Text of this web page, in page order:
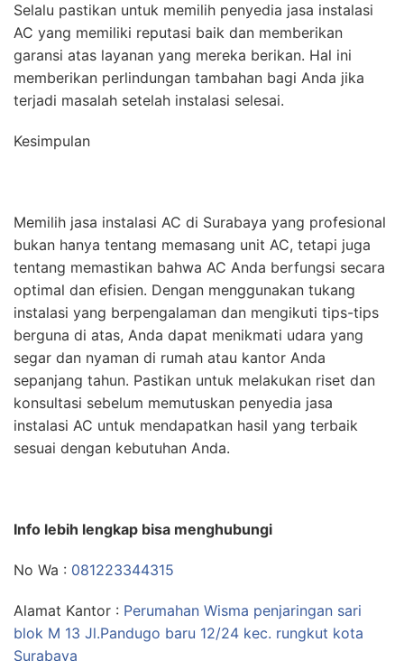
Selalu pastikan untuk memilih penyedia jasa instalasi
AC yang memiliki reputasi baik dan memberikan
garansi atas layanan yang mereka berikan. Hal ini
memberikan perlindungan tambahan bagi Anda jika
terjadi masalah setelah instalasi selesai.
Kesimpulan
Memilih jasa instalasi AC di Surabaya yang profesional
bukan hanya tentang memasang unit AC, tetapi juga
tentang memastikan bahwa AC Anda berfungsi secara
optimal dan efisien. Dengan menggunakan tukang
instalasi yang berpengalaman dan mengikuti tips-tips
berguna di atas, Anda dapat menikmati udara yang
segar dan nyaman di rumah atau kantor Anda
sepanjang tahun. Pastikan untuk melakukan riset dan
konsultasi sebelum memutuskan penyedia jasa
instalasi AC untuk mendapatkan hasil yang terbaik
sesuai dengan kebutuhan Anda.
Info lebih lengkap bisa menghubungi
No Wa : 081223344315
Alamat Kantor : Perumahan Wisma penjaringan sari
blok M 13 Jl.Pandugo baru 12/24 kec. rungkut kota
Surabaya